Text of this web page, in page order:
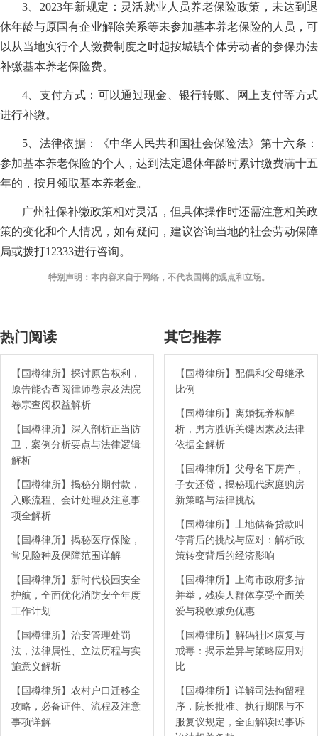
3、2023年新规定：灵活就业人员养老保险政策，未达到退
休年龄与原国有企业解除关系等未参加基本养老保险的人员，可
以从当地实行个人缴费制度之时起按城镇个体劳动者的参保办法
补缴基本养老保险费。
4、支付方式：可以通过现金、银行转账、网上支付等方式
进行补缴。
5、法律依据：《中华人民共和国社会保险法》第十六条：
参加基本养老保险的个人，达到法定退休年龄时累计缴费满十五
年的，按月领取基本养老金。
广州社保补缴政策相对灵活，但具体操作时还需注意相关政
策的变化和个人情况，如有疑问，建议咨询当地的社会劳动保障
局或拨打12333进行咨询。
特别声明：本内容来自于网络，不代表国樽的观点和立场。
热门阅读
【国樽律所】探讨原告权利，
原告能否查阅律师卷宗及法院
卷宗查阅权益解析
【国樽律所】深入剖析正当防
卫，案例分析要点与法律逻辑
解析
【国樽律所】揭秘分期付款，
入账流程、会计处理及注意事
项全解析
【国樽律所】揭秘医疗保险，
常见险种及保障范围详解
【国樽律所】新时代校园安全
护航，全面优化消防安全年度
工作计划
【国樽律所】治安管理处罚
法，法律属性、立法历程与实
施意义解析
【国樽律所】农村户口迁移全
攻略，必备证件、流程及注意
事项详解
其它推荐
【国樽律所】配偶和父母继承
比例
【国樽律所】离婚抚养权解
析，男方胜诉关键因素及法律
依据全解析
【国樽律所】父母名下房产，
子女还贷，揭秘现代家庭购房
新策略与法律挑战
【国樽律所】土地储备贷款叫
停背后的挑战与应对：解析政
策转变背后的经济影响
【国樽律所】上海市政府多措
并举，残疾人群体享受全面关
爱与税收减免优惠
【国樽律所】解码社区康复与
戒毒：揭示差异与策略应用对
比
【国樽律所】详解司法拘留程
序，院长批准、执行期限与不
服复议规定，全面解读民事诉